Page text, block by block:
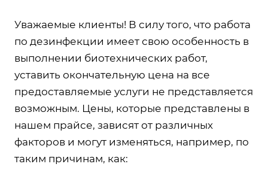
Уважаемые клиенты! В силу того, что работа
по дезинфекции имеет свою особенность в
выполнении биотехнических работ,
уставить окончательную цена на все
предоставляемые услуги не представляется
возможным. Цены, которые представлены в
нашем прайсе, зависят от различных
факторов и могут изменяться, например, по
таким причинам, как: